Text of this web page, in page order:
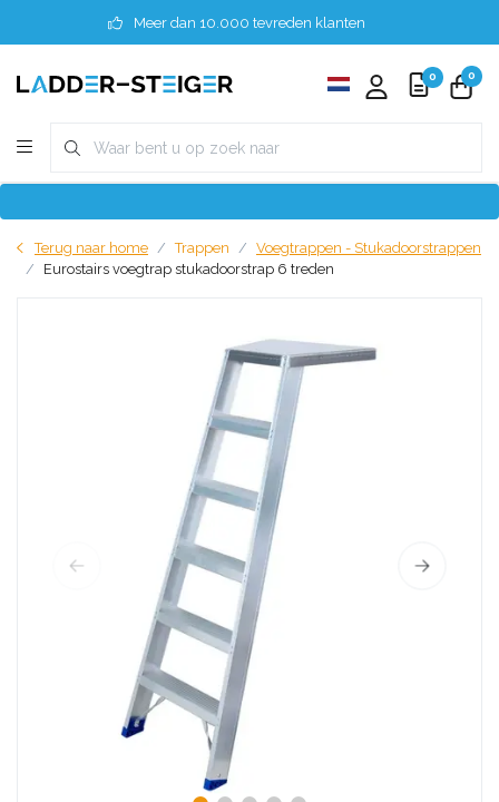
Meer dan 10.000 tevreden klanten
0 0
Terug naar home Trappen
Voegtrappen - Stukadoorstrappen
Eurostairs voegtrap stukadoorstrap 6 treden